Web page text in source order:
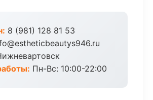
8 (981) 128 81 53
Пн-Вс: 10:00-22:00